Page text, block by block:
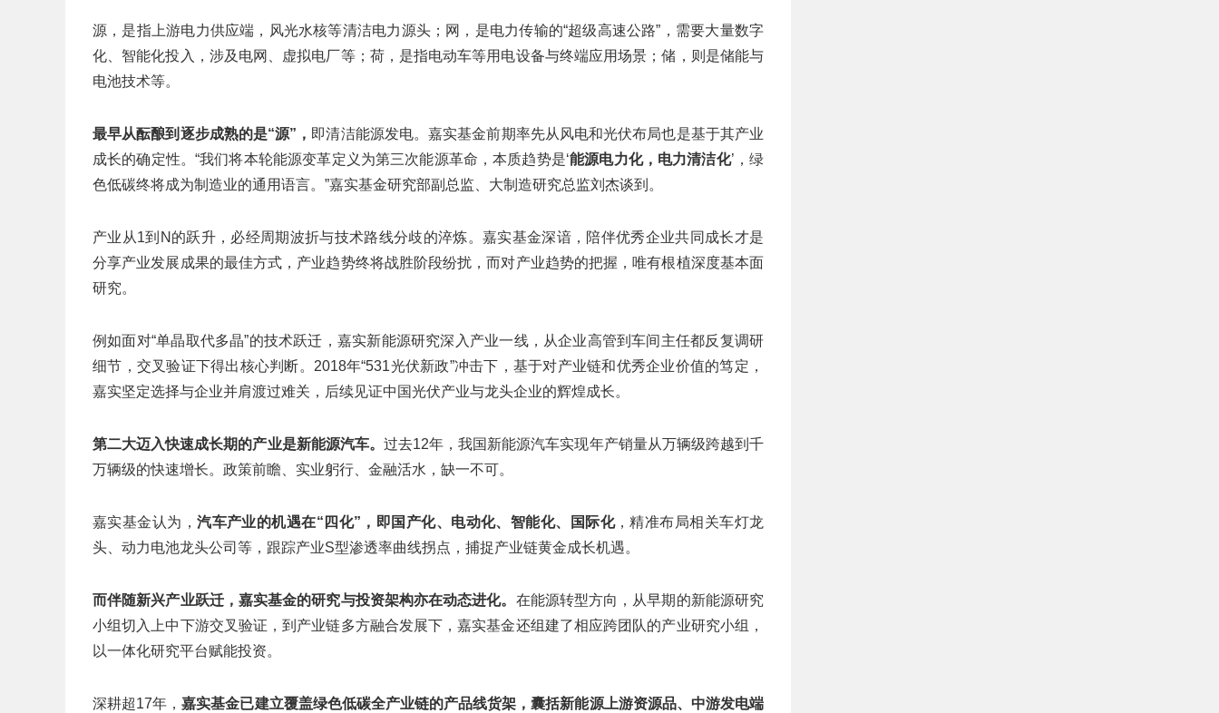
源，是指上游电力供应端，风光水核等清洁电力源头；网，是电力传输的“超级高速公路”，需要大量数字
化、智能化投入，涉及电网、虚拟电厂等；荷，是指电动车等用电设备与终端应用场景；储，则是储能与
电池技术等。
最早从酝酿到逐步成熟的是“源”， 即清洁能源发电。嘉实基金前期率先从风电和光伏布局也是基于其产业
成长的确定性。“我们将本轮能源变革定义为第三次能源革命，本质趋势是‘能源电力化，电力清洁化’，绿
色低碳终将成为制造业的通用语言。”嘉实基金研究部副总监、大制造研究总监刘杰谈到。
产业从1到N的跃升，必经周期波折与技术路线分歧的淬炼。嘉实基金深谙，陪伴优秀企业共同成长才是
分享产业发展成果的最佳方式，产业趋势终将战胜阶段纷扰，而对产业趋势的把握，唯有根植深度基本面
研究。
例如面对“单晶取代多晶”的技术跃迁，嘉实新能源研究深入产业一线，从企业高管到车间主任都反复调研
细节，交叉验证下得出核心判断。2018年“531光伏新政”冲击下，基于对产业链和优秀企业价值的笃定，
嘉实坚定选择与企业并肩渡过难关，后续见证中国光伏产业与龙头企业的辉煌成长。
第二大迈入快速成长期的产业是新能源汽车。 过去12年，我国新能源汽车实现年产销量从万辆级跨越到千
万辆级的快速增长。政策前瞻、实业躬行、金融活水，缺一不可。
嘉实基金认为，汽车产业的机遇在“四化”，即国产化、电动化、智能化、国际化，精准布局相关车灯龙
头、动力电池龙头公司等，跟踪产业S型渗透率曲线拐点，捕捉产业链黄金成长机遇。
而伴随新兴产业跃迁，嘉实基金的研究与投资架构亦在动态进化。 在能源转型方向，从早期的新能源研究
小组切入上中下游交叉验证，到产业链多方融合发展下，嘉实基金还组建了相应跨团队的产业研究小组，
以一体化研究平台赋能投资。
深耕超17年，嘉实基金已建立覆盖绿色低碳全产业链的产品线货架，囊括新能源上游资源品、中游发电端